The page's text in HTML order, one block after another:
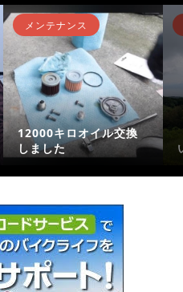
メンテナンス
12000キロオイル交換
しました